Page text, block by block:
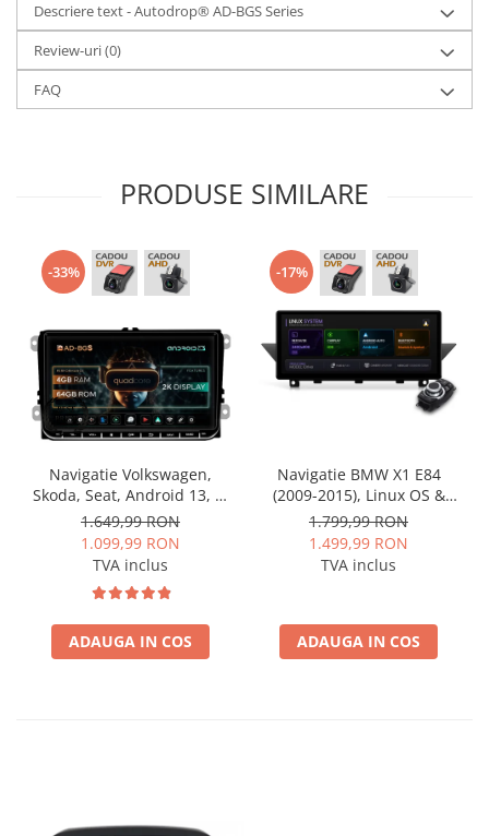
Descriere text - Autodrop® AD-BGS Series
Review-uri(0)
FAQ
PRODUSE SIMILARE
-33%
Navigatie Volkswagen,
Skoda, Seat, Android 13, S-
Quadcore / 4GB RAM +
64GB ROM, 9 Inch - AD-
BGSW94L
1.649,99 RON
1.099,99 RON
TVA inclus
ADAUGA IN COS
-17%
Navigatie BMW X1 E84
(2009-2015), Linux OS &
OEM, Varianta iDrive,
CarPlay & Android Auto
Wireless, MirrorLink,
BGRKITBM004
1.799,99 RON
1.499,99 RON
TVA inclus
ADAUGA IN COS